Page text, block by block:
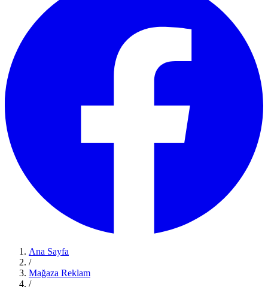
Ana Sayfa
/
Mağaza Reklam
/